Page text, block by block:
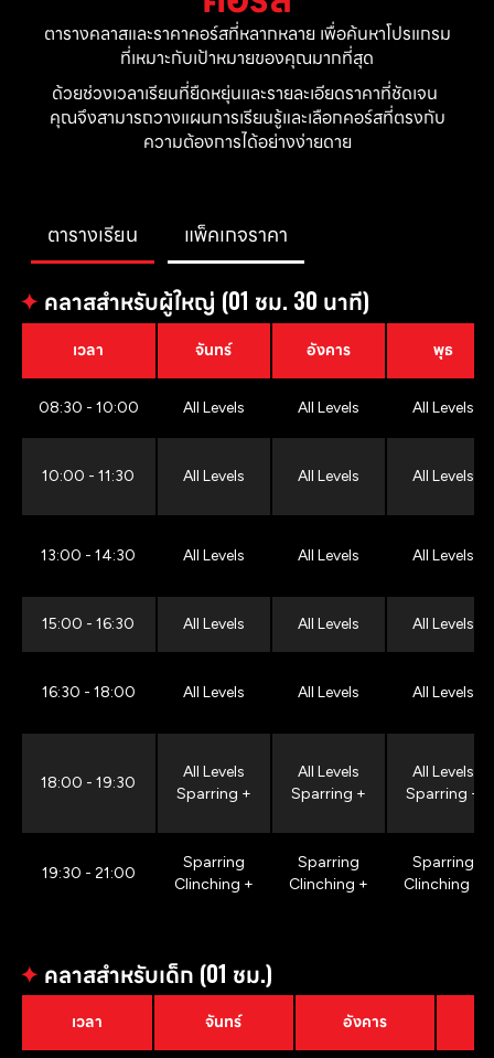
ตารางคลาสและราคาคอร์สที่หลากหลาย เพื่อค้นหาโปรแกรม
ที่เหมาะกับเป้าหมายของคุณมากที่สุด
ด้วยช่วงเวลาเรียนที่ยืดหยุ่นและรายละเอียดราคาที่ชัดเจน
คุณจึงสามารถวางแผนการเรียนรู้และเลือกคอร์สที่ตรงกับ
ความต้องการได้อย่างง่ายดาย
ตารางเรียน แพ็คเกจราคา
✦ คลาสสำหรับผู้ใหญ่ (01 ชม. 30 นาที)
เวลา จันทร์ อังคาร พุธ
08:30 - 10:00 All Levels All Levels All Levels
10:00 - 11:30 All Levels All Levels All Levels
13:00 - 14:30 All Levels All Levels All Levels
15:00 - 16:30 All Levels All Levels All Levels
16:30 - 18:00 All Levels All Levels All Levels
18:00 - 19:30
All Levels
Sparring +
All Levels
Sparring +
All Levels
Sparring +
19:30 - 21:00
Sparring
Clinching +
Sparring
Clinching +
Sparring
Clinching +
✦ คลาสสำหรับเด็ก (01 ชม.)
เวลา จันทร์ อังคาร